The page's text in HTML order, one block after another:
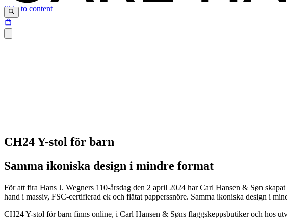
Skip to content
CH24 Y-stol för barn
Samma ikoniska design i mindre format
För att fira Hans J. Wegners 110-årsdag den 2 april 2024 har Carl Hansen & Søn
hand i massiv, FSC-certifierad ek och flätat papperssnöre. Samma ikoniska design i
CH24 Y-stol för barn finns online, i Carl Hansen & Søns flaggskeppsbutiker och hos